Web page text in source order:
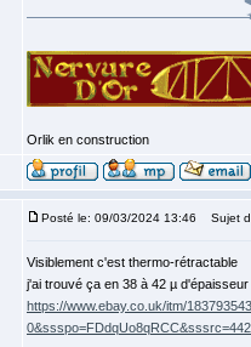
Orlik en construction
Posté le: 09/03/2024 13:46 Sujet
Visiblement c'est thermo-rétractable
j'ai trouvé ça en 38 à 42 µ
https://www.ebay.co.uk/itm/